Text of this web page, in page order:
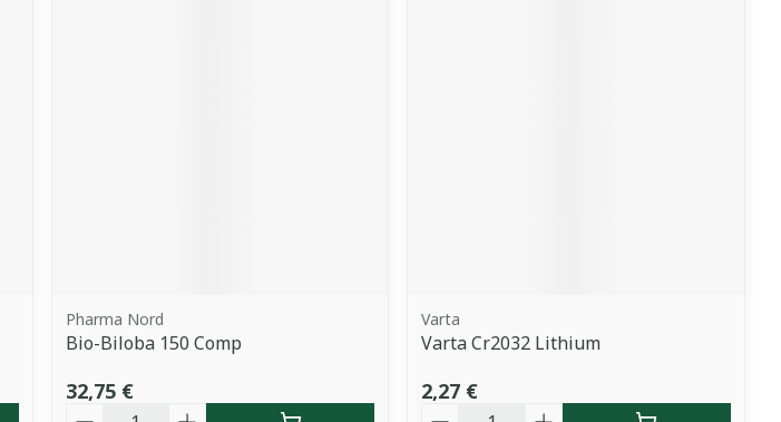
Pharma Nord
Bio-Biloba 150 Comp
32,75 €
Quantité
Varta
Varta Cr2032 Lithium
2,27 €
Quantité